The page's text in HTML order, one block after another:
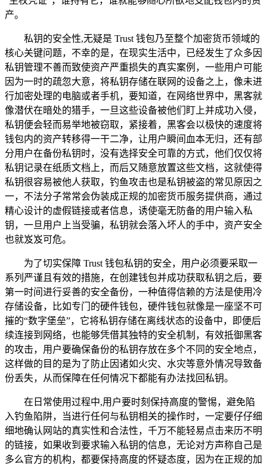
产。
私钥的安全性,无疑是 Trust 钱包乃至整个加密货币领域的
核心关键问题，不幸的是，在现实生活中，已经发生了众多因
私钥管理不善而致使资产严重损失的真实案例，一些用户可能
因为一时的疏忽大意，将私钥存储在联网的设备之上，像未进
行加密处理的电脑或者手机，要知道，在网络世界中，黑客就
像潜伏在暗处的猎手，一旦这些设备被他们盯上并成功入侵，
私钥便会轻而易举地被窃取，紧接着，黑客会以极快的速度将
钱包内的资产转移得一干二净，让用户瞬间血本无归，还有部
分用户在备份私钥时，没有选择安全可靠的方式，他们仅仅将
私钥记录在纸质文档上，而后又随意放置这些文档，这就使得
私钥很容易被他人获取，钓鱼攻击也是私钥被盗的常见原因之
一，不法分子常常会伪装成正规的加密货币服务提供商，通过
精心设计的虚假链接或者信息，诱使毫无防备的用户输入私
钥，一旦用户上当受骗，私钥就会落入坏人的手中，资产安全
也就岌岌可危。
为了切实保障 Trust 钱包私钥的安全，用户必须要采取一
系列严谨且有效的措施，在创建钱包并成功获取私钥之后，要
第一时间进行妥善的安全备份，一种值得信赖的方法是使用冷
存储设备，比如专门的硬件钱包，硬件钱包就像是一座坚不可
摧的“数字堡垒”，它将私钥存储在离线状态的设备中，即便后
续连接到网络，也能够凭借其独特的安全机制，有效抵御黑客
的攻击，用户要确保备份的私钥存放在多个不同的安全地点，
这样做的目的是为了防止因诸如火灾、水灾等意外情况导致备
份丢失，从而保障在任何情况下都能有办法找回私钥。
在日常使用过程中,用户要时刻保持高度的警惕，避免陷
入钓鱼陷阱，当进行任何与私钥相关的操作时，一定要仔仔细
细地确认网站的真实性和合法性，千万不能轻易点击来历不明
的链接，如果收到要求输入私钥的信息，无论对方声称自己是
多么官方的机构，都要保持高度的怀疑态度，因为在正规的加